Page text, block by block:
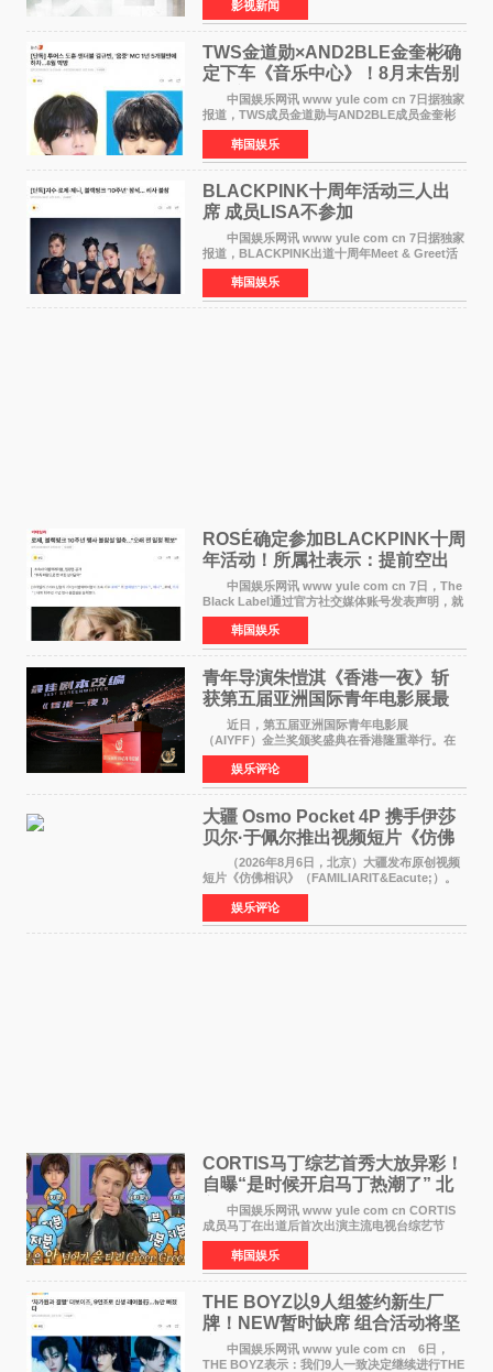
·麦克格雷格领衔主演的2026暑期惊悚冒险大片
《逃出绝
影视新闻
TWS金道勋×AND2BLE金奎彬确
定下车《音乐中心》！8月末告别
MC席位
中国娱乐网讯 www yule com cn 7日据独家
报道，TWS成员金道勋与AND2BLE成员金奎彬
将于8月离开《音乐中心》MC的位置。 金道
勋与金奎彬于去年3月与H2H A-NA一起被选为
《音乐中心》MC，约1
韩国娱乐
BLACKPINK十周年活动三人出
席 成员LISA不参加
中国娱乐网讯 www yule com cn 7日据独家
报道，BLACKPINK出道十周年Meet & Greet活
动将由智秀、ROS&Eacute;、JENNIE出席，
LISA将缺席。 此前BLACKPINK所属社YG并
未为组合出道十周年做
韩国娱乐
ROSÉ确定参加BLACKPINK十周
年活动！所属社表示：提前空出
了时间
中国娱乐网讯 www yule com cn 7日，The
Black Label通过官方社交媒体账号发表声明，就
近期网络上关于ROS&Eacute;个人行程及是否参
加BLACKPINK出道纪念活动的种种猜测作出正
式回应。 Th
韩国娱乐
青年导演朱愷淇《香港一夜》斩
获第五届亚洲国际青年电影展最
佳剧本改编奖
近日，第五届亚洲国际青年电影展
（AIYFF）金兰奖颁奖盛典在香港隆重举行。在
这场汇聚数百位海内外电影人、文化界人士及媒
体代表的亚洲青年影视盛会上，香港本土电影
《香港一夜》（Dawn in Ho
娱乐评论
大疆 Osmo Pocket 4P 携手伊莎
贝尔·于佩尔推出视频短片《仿佛
相识》
（2026年8月6日，北京）大疆发布原创视频
短片《仿佛相识》（FAMILIARIT&Eacute;）。
视频短片由戛纳国际电影节最佳女演员伊莎贝尔·
于佩尔（Isabelle Huppert）主演，全程使用大
疆首款双主摄口
娱乐评论
CORTIS马丁综艺首秀大放异彩！
自曝“是时候开启马丁热潮了” 北
美巡演火热进行中
中国娱乐网讯 www yule com cn CORTIS
成员马丁在出道后首次出演主流电视台综艺节
目，展现了多才多艺的魅力。 马丁出演了5日
播出的MBC《Radio Star》Fashion与Passion
之间，I&lsquo;m
韩国娱乐
THE BOYZ以9人组签约新生厂
牌！NEW暂时缺席 组合活动将坚
定不移继续
中国娱乐网讯 www yule com cn 6日，
THE BOYZ表示：我们9人一致决定继续进行THE